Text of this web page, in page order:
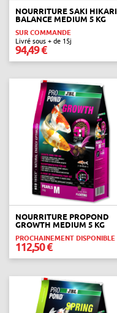
NOURRITURE SAKI HIKARI
BALANCE MEDIUM 5 KG
SUR COMMANDE
Livré sous + de 15j
94,49 €
NOURRITURE PROPOND
GROWTH MEDIUM 5 KG
PROCHAINEMENT DISPONIBLE
112,50 €